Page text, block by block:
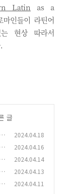
Latin as a
인들이 라틴어
현상 따라서
글
2024.04.18
2024.04.16
2024.04.14
2024.04.13
2024.04.11